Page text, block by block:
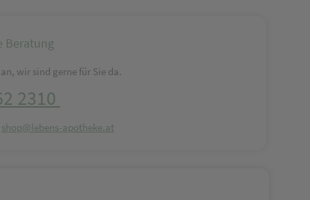
Beratung
wir sind gerne für Sie da.
2310
shop@lebens-apotheke.at